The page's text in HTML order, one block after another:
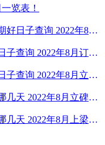
览表！
2022年8月上牌挂牌最佳吉日日期好日子查询 2022年8月上牌吉日精选
2022年8月订盟最佳吉日日期好日子查询 2022年8月订盟黄道吉日一览
2022年8月立券最佳吉日日期好日子查询 2022年8月立券的黄道吉日一览
2022年8月立碑最佳吉日日期有哪几天 2022年8月立碑吉日查询
2022年8月上梁最佳吉日日期有哪几天 2022年8月上梁的黄道吉日